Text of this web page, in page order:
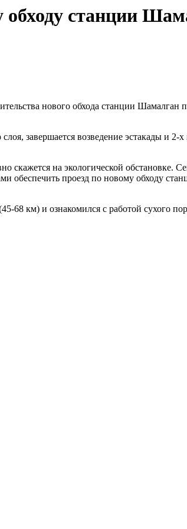
обходу станции
нового обхода станции Шамалган
завершается возведение эстакады и 2-
скажется на экологической обстановке.
обеспечить проезд по новому обходу
68 км) и ознакомился с работой сухого